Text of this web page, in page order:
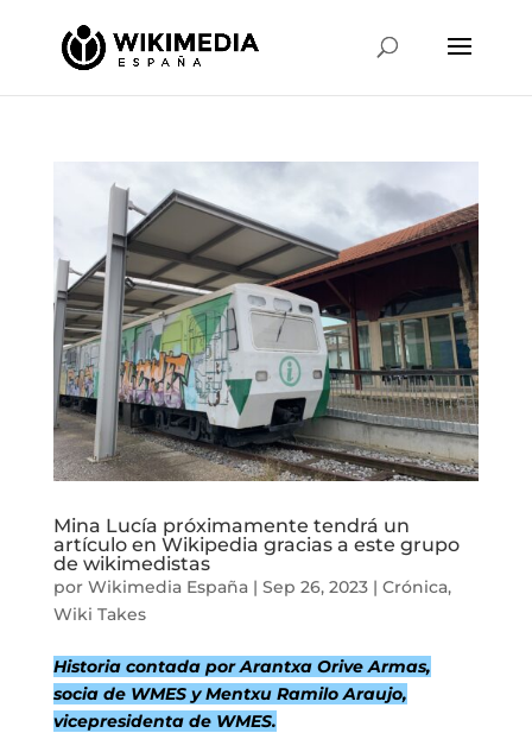
Mina Lucía próximamente tendrá un
artículo en Wikipedia gracias a este grupo
de wikimedistas
por Wikimedia España| Sep 26, 2023| Crónica,
Wiki Takes
Historia contada por Arantxa Orive Armas,
socia de WMES y Mentxu Ramilo Araujo,
vicepresidenta de WMES.